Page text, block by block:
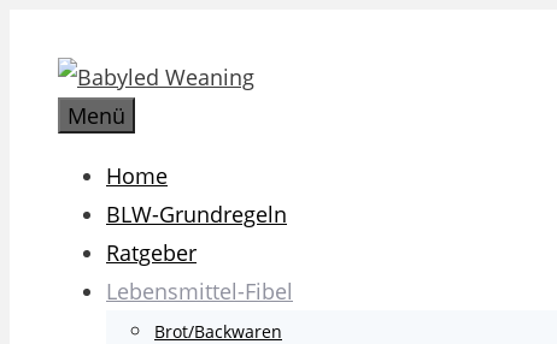
Inhalt
springenMenü
Home
BLW-Grundregeln
Ratgeber
Lebensmittel-Fibel
Brot/Backwaren